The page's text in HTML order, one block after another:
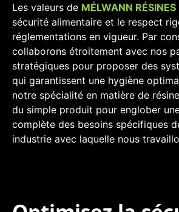
Les valeurs de MÉLWANN RÉSINES
sécurité alimentaire et le respect
réglementations en vigueur. Par
collaborons étroitement avec nos
stratégiques pour proposer des
qui garantissent une hygiène
notre spécialité en matière de
du simple produit pour englober
complète des besoins spécifiques
industrie avec laquelle nous